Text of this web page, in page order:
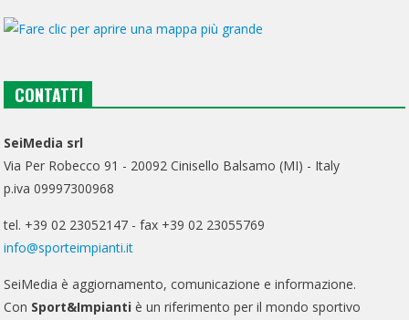
CONTATTI
SeiMedia srl
Via Per Robecco 91 - 20092 Cinisello Balsamo (MI) - Italy
p.iva 09997300968
tel. +39 02 23052147 - fax +39 02 23055769
info@sporteimpianti.it
SeiMedia è aggiornamento, comunicazione e informazione.
Con Sport&Impianti è un riferimento per il mondo sportivo